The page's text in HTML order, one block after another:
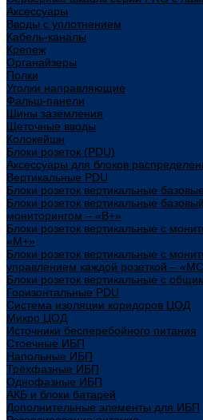
Аксессуары
Вводы с уплотнением
Кабель-каналы
Крепеж
Органайзеры
Полки
Уголки направляющие
Фальш-панели
Шины заземления
Щеточные вводы
Колокейшн
Блоки розеток (PDU)
Аксессуары для блоков
Вертикальные PDU
Блоки розеток вертикальные
Блоки розеток вертикальные
мониторингом – «В+»
Блоки розеток вертикальные с
«М+»
Блоки розеток вертикальные с
управлением каждой розеткой –
Блоки розеток вертикальные с
Горизонтальные PDU
Система изоляции коридоров ЦОД
Микро ЦОД
Источники бесперебойного питания
Стоечные ИБП
Напольные ИБП
Трёхфазные ИБП
Однофазные ИБП
АКБ и блоки батарей
Дополнительные элементы для ИБП